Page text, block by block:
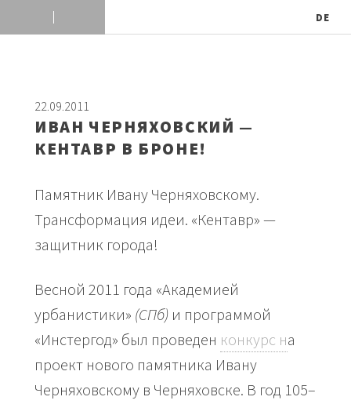
DE
22.09.2011
ИВАН ЧЕРНЯХОВСКИЙ —
КЕНТАВР В БРОНЕ!
Памятник Ивану Черняховскому.
Трансформация идеи. «Кентавр» —
защитник города!
Весной 2011 года «Академией
урбанистики» (СПб) и программой
«Инстергод» был проведен конкурс на
проект нового памятника Ивану
Черняховскому в Черняховске. В год 105–